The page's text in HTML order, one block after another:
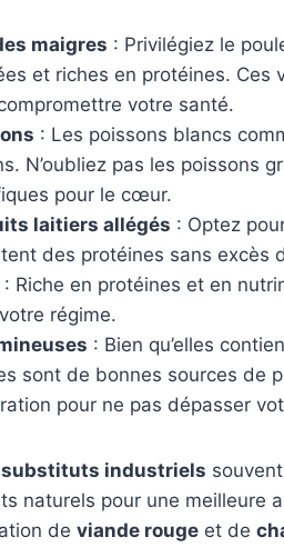
maigres : Privilégiez le
et riches en protéines.
votre santé.
: Les poissons blancs
N’oubliez pas les poissons
pour le cœur.
laitiers allégés : Optez
des protéines sans excès
: Riche en protéines et en
régime.
: Bien qu’elles
sont de bonnes sources de
pour ne pas dépasser
substituts industriels
naturels pour une meilleure
de viande rouge et de